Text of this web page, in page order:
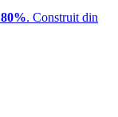
80%. Construit din